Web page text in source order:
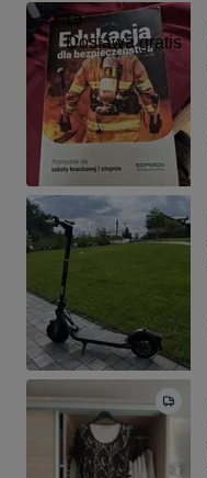
Dostawa gratis